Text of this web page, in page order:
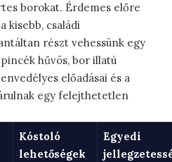
borokat. Érdemes előre
kisebb, családi
részt vehessünk egy
hűvös, bor illatú
előadásai és a
egy felejthetetlen
Kóstoló
lehetőségek
Egyedi